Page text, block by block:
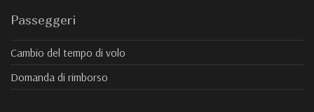
Passeggeri
Cambio del tempo di volo
Domanda di rimborso